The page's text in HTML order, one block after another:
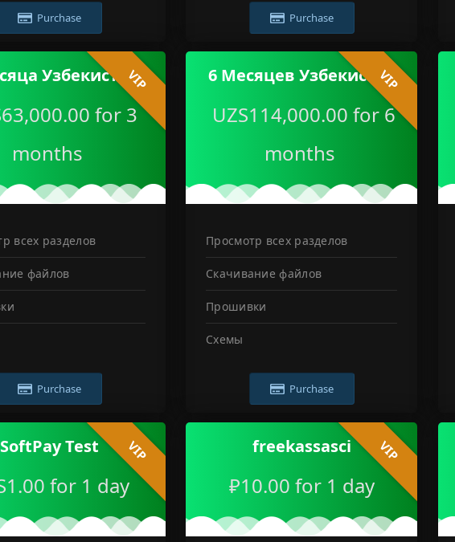
Purchase Purchase
VIP
Узбекистан
for 3
months
всех разделов
файлов
Purchase
VIP
6 Месяцев Узбекистан
UZS114,000.00 for 6
months
Просмотр всех разделов
Скачивание файлов
Прошивки
Схемы
Purchase
VIP
SoftPay Test
for 1 day
VIP
freekassasci
₽10.00 for 1 day